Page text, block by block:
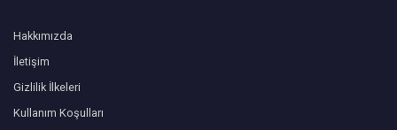
Hakkımızda
İletişim
Gizlilik İlkeleri
Kullanım Koşulları